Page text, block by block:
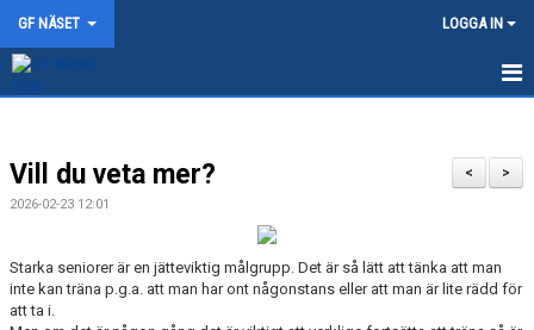
GF NÄSET LOGGA IN
NYHETER
OM GF NÄSET
>
<
Vill du veta mer?
2026-02-23 12:01
Starka seniorer är en jätteviktig målgrupp. Det är så lätt att tänka att man
inte kan träna p.g.a. att man har ont någonstans eller att man är lite rädd för
att ta i.